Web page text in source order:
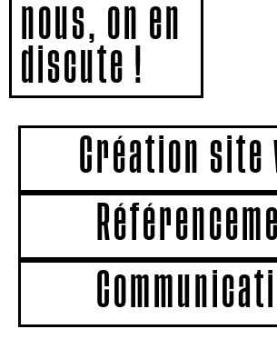
nous, on en
discute !
Création site